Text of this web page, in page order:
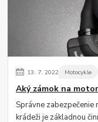
13. 7. 2022 Motocykle
Aký zámok na
Správne
krádeži je základnou